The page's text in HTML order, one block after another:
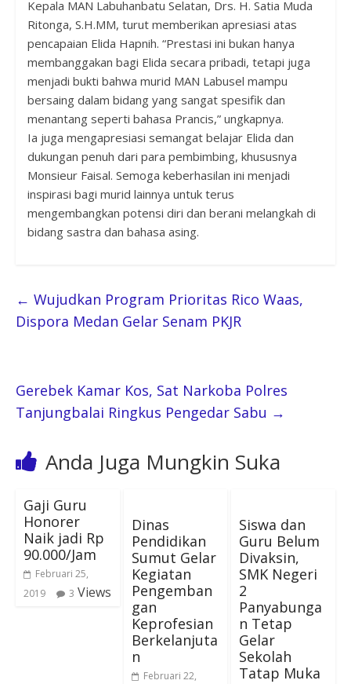
Kepala MAN Labuhanbatu Selatan, Drs. H. Satia Muda
Ritonga, S.H.MM, turut memberikan apresiasi atas
pencapaian Elida Hapnih. “Prestasi ini bukan hanya
membanggakan bagi Elida secara pribadi, tetapi juga
menjadi bukti bahwa murid MAN Labusel mampu
bersaing dalam bidang yang sangat spesifik dan
menantang seperti bahasa Prancis,” ungkapnya.
Ia juga mengapresiasi semangat belajar Elida dan
dukungan penuh dari para pembimbing, khususnya
Monsieur Faisal. Semoga keberhasilan ini menjadi
inspirasi bagi murid lainnya untuk terus
mengembangkan potensi diri dan berani melangkah di
bidang sastra dan bahasa asing.
← Wujudkan Program Prioritas Rico Waas,
Dispora Medan Gelar Senam PKJR
Gerebek Kamar Kos, Sat Narkoba Polres
Tanjungbalai Ringkus Pengedar Sabu →
Anda Juga Mungkin Suka
Gaji Guru
Honorer
Naik jadi Rp
90.000/Jam
Februari 25,
2019
3 Views
Dinas
Pendidikan
Sumut Gelar
Kegiatan
Pengemban
gan
Keprofesian
Berkelanjuta
n
Februari 22,
Siswa dan
Guru Belum
Divaksin,
SMK Negeri
2
Panyabunga
n Tetap
Gelar
Sekolah
Tatap Muka